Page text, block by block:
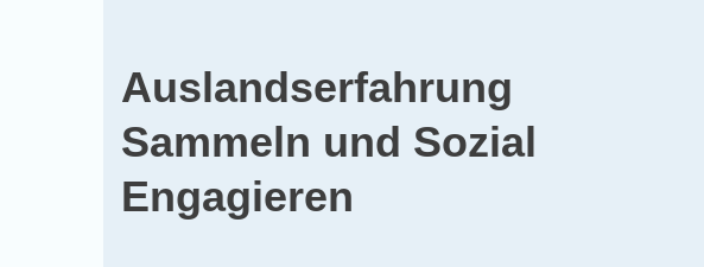
Auslandserfahrung
Sammeln und Sozial
Engagieren